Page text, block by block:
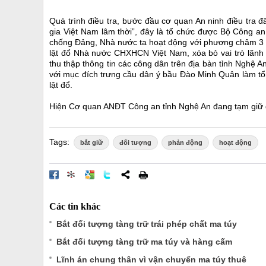
Quá trình điều tra, bước đầu cơ quan An ninh điều tra
gia Việt Nam lâm thời”, đây là tổ chức được Bộ Công
chống Đảng, Nhà nước ta hoạt động với phương châm
lật đổ Nhà nước CHXHCN Việt Nam, xóa bỏ vai trò
thu thập thông tin các công dân trên địa bàn tỉnh Nghệ
với mục đích trưng cầu dân ý bầu Đào Minh Quân làm
lật đổ.
Hiện Cơ quan ANĐT Công an tỉnh Nghệ An đang tạm
Tags: bắt giữ đối tượng phản động hoạt động
Các tin khác
Bắt đối tượng tàng trữ trái phép chất ma túy
Bắt đối tượng tàng trữ ma túy và hàng cấm
Lĩnh án chung thân vì vận chuyển ma túy thuê